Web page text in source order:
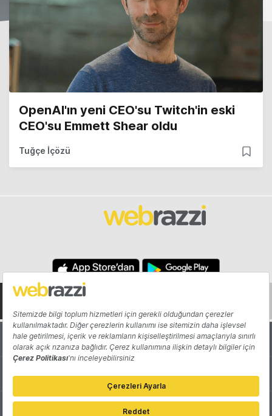
OpenAI'ın yeni CEO'su Twitch'in eski
CEO'su Emmett Shear oldu
Tuğçe İçözü
Hakkında Yazarlar
Katkıda Bulun Reklam